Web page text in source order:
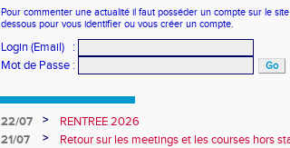
Pour commenter une actualité il faut posséder un compte sur le
dessous pour vous identifier ou vous créer un compte.
Login (Email)
:
Mot de Passe :
22/07 >
RENTREE 2026
21/07
>
Retour sur les meetings et les courses hors